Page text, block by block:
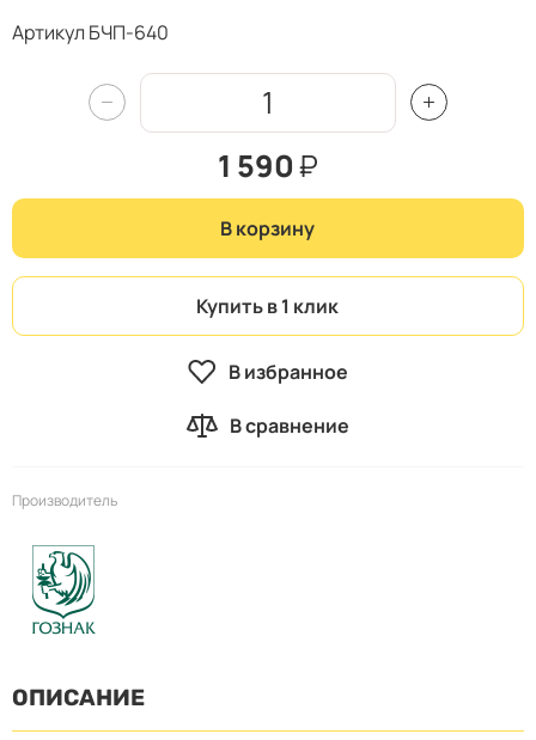
Артикул БЧП-640
1 590₽
В корзину
Купить в 1 клик
В избранное
В сравнение
Производитель
ОПИСАНИЕ